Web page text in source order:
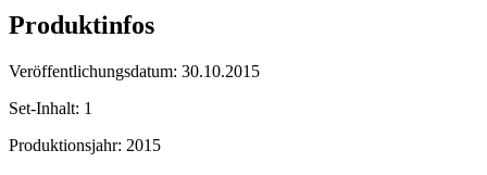
Produktinfos
Veröffentlichungsdatum: 30.10.2015
Set-Inhalt: 1
Produktionsjahr: 2015